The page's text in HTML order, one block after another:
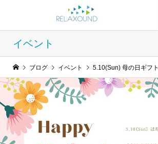
イベント
ブログ イベント 5.10(Sun) 母の日ギフト